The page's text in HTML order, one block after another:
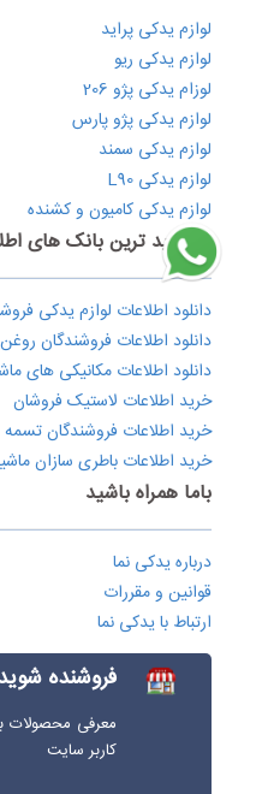
لوازم یدکی پراید
لوازم یدکی ریو
لوزام یدکی پژو 206
لوازم یدکی پژو پارس
لوازم یدکی سمند
لوازم یدکی L90
لوازم یدکی کامیون و کشنده
پربازدید ترین بانک های
دانلود اطلاعات لوازم یدکی
دانلود اطلاعات فروشندگان
دانلود اطلاعات مکانیکی های
خرید اطلاعات لاستیک فروشان
خرید اطلاعات فروشندگان تسمه
خرید اطلاعات باطری سازان
باما همراه باشید
درباره یدکی نما
قوانین و مقررات
ارتباط با یدکی نما
فروشنده
کاربر سایت